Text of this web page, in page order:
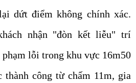
dứt điểm không chính xác.
nhận "đòn kết liễu" trí
lỗi trong khu vực 16m50
thành công từ chấm 11m, gia